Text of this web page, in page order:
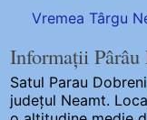
Vremea Târgu
Informații Pârâu
Satul Parau Dobreni
județul Neamt.